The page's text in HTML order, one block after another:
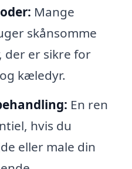
Mange
skånsomme
der er sikre for
kæledyr.
En ren
hvis du
eller male din